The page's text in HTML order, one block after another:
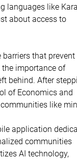
languages like
about access to
barriers that prevent
the importance of
behind. After
of Economics and
like
application
communities
AI technology,